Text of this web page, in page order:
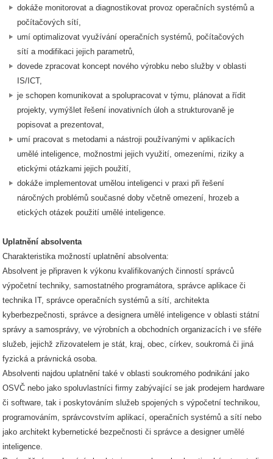
dokáže monitorovat a diagnostikovat provoz operačních systémů a
počítačových sítí,
umí optimalizovat využívání operačních systémů, počítačových
sítí a modifikaci jejich parametrů,
dovede zpracovat koncept nového výrobku nebo služby v oblasti
IS/ICT,
je schopen komunikovat a spolupracovat v týmu, plánovat a řídit
projekty, vymýšlet řešení inovativních úloh a strukturovaně je
popisovat a prezentovat,
umí pracovat s metodami a nástroji používanými v aplikacích
umělé inteligence, možnostmi jejich využití, omezeními, riziky a
etickými otázkami jejich použití,
dokáže implementovat umělou inteligenci v praxi při řešení
náročných problémů současné doby včetně omezení, hrozeb a
etických otázek použití umělé inteligence.
Uplatnění absolventa
Charakteristika možností uplatnění absolventa:
Absolvent je připraven k výkonu kvalifikovaných činností správců
výpočetní techniky, samostatného programátora, správce aplikace či
technika IT, správce operačních systémů a sítí, architekta
kyberbezpečnosti, správce a designera umělé inteligence v oblasti státní
správy a samosprávy, ve výrobních a obchodních organizacích i ve sféře
služeb, jejichž zřizovatelem je stát, kraj, obec, církev, soukromá či jiná
fyzická a právnická osoba.
Absolventi najdou uplatnění také v oblasti soukromého podnikání jako
OSVČ nebo jako spoluvlastníci firmy zabývající se jak prodejem hardware
či software, tak i poskytováním služeb spojených s výpočetní technikou,
programováním, správcovstvím aplikací, operačních systémů a sítí nebo
jako architekt kybernetické bezpečnosti či správce a designer umělé
inteligence.